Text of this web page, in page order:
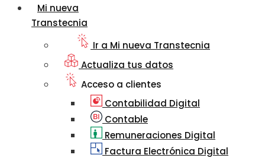
Mi nueva
Transtecnia
Ir a Mi nueva Transtecnia
Actualiza tus datos
Acceso a clientes
Contabilidad Digital
Contable
Remuneraciones Digital
Factura Electrónica Digital